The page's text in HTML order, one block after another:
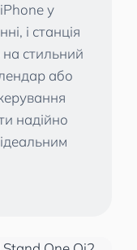
у
і станція
стильний
або
надійно